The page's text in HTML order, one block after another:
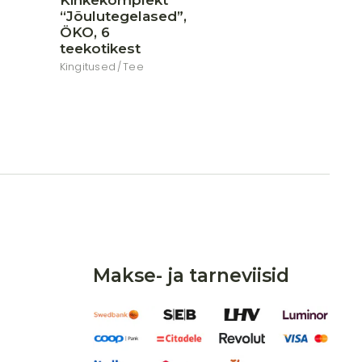
“Jõulutegelased”,
ÖKO, 6
teekotikest
Kingitused Tee
oli:
on:
Makse- ja tarneviisid